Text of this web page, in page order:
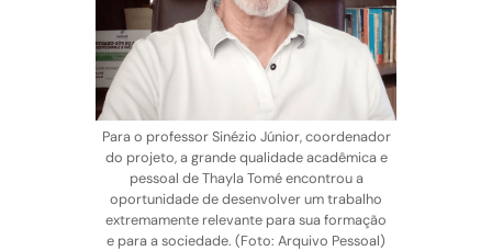
Para o professor Sinézio Júnior, coordenador
do projeto, a grande qualidade acadêmica e
pessoal de Thayla Tomé encontrou a
oportunidade de desenvolver um trabalho
extremamente relevante para sua formação
e para a sociedade. (Foto: Arquivo Pessoal)